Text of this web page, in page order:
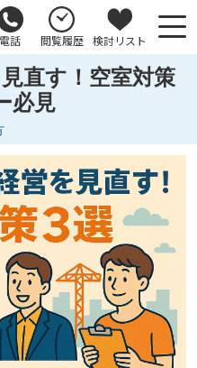
電話 閲覧履歴 検討リスト
直す！空室対策
必見